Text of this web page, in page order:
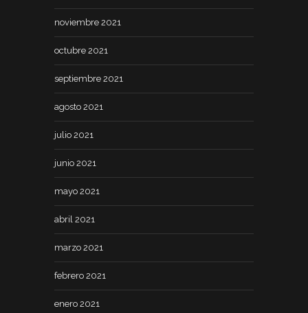
noviembre 2021
octubre 2021
septiembre 2021
agosto 2021
julio 2021
junio 2021
mayo 2021
abril 2021
marzo 2021
febrero 2021
enero 2021